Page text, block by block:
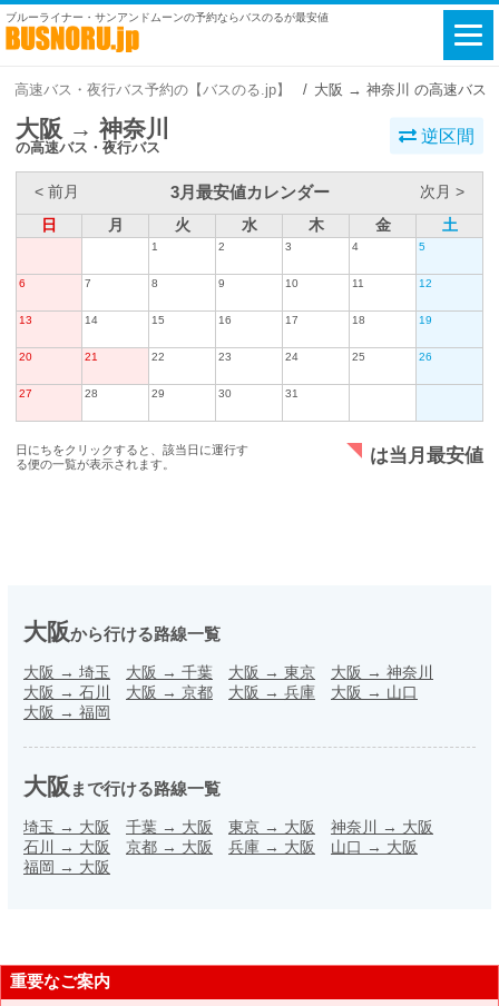
ブルーライナー・サンアンドムーンの予約ならバスのるが最安値
高速バス・夜行バス予約の【バスのる.jp】 大阪 → 神奈川 の高速バス
大阪 → 神奈川
の高速バス・夜行バス
逆区間
< 前月 3月最安値カレンダー
次月 >
日
月 火 水 木 金 土
1 2 3 4 5
6 7 8 9 10 11 12
13 14 15 16 17 18 19
20 21 22 23 24 25 26
27 28 29 30 31
日にちをクリックすると、該当日に運行す
る便の一覧が表示されます。
は当月最安値
大阪から行ける路線一覧
大阪 → 埼玉 大阪 → 千葉 大阪 → 東京 大阪 → 神奈川
大阪 → 石川 大阪 → 京都 大阪 → 兵庫 大阪 → 山口
大阪 → 福岡
大阪 まで行ける路線一覧
埼玉 → 大阪 千葉 → 大阪 東京 → 大阪 神奈川 → 大阪
石川 → 大阪 京都 → 大阪 兵庫 → 大阪 山口 → 大阪
福岡 → 大阪
重要なご案内